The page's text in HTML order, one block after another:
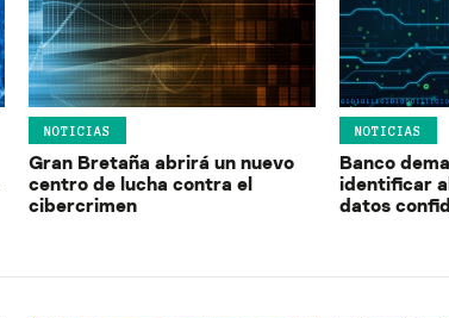
NOTICIAS
Gran Bretaña abrirá un nuevo
centro de lucha contra el
cibercrimen
NOTICIAS
Banco
identificar
datos